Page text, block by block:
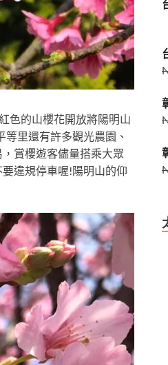
色的山櫻花開放將陽明山
里還有許多觀光農園、
賞櫻遊客儘量搭乘大眾
違規停車喔!陽明山的仰